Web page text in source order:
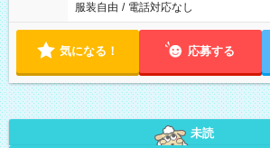
服装自由 / 電話対応なし
気になる！ 応募する
未読